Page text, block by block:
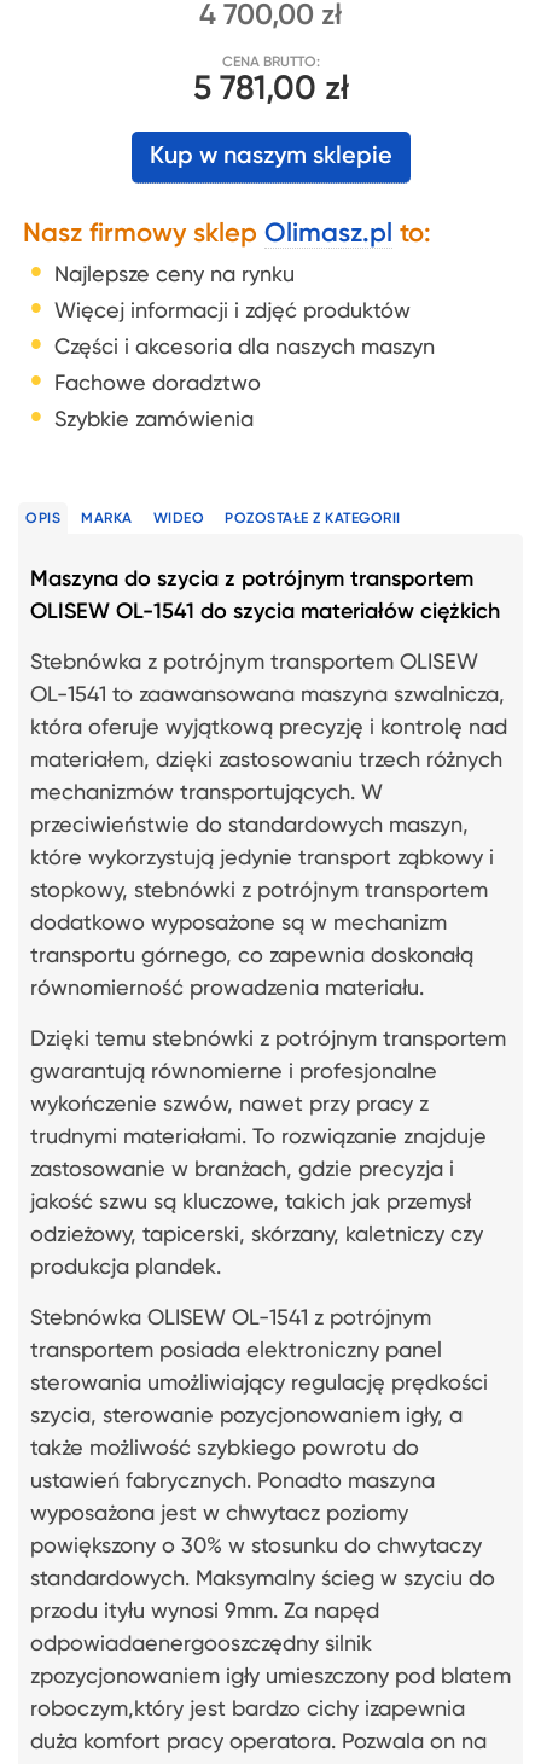
4 700,00 zł
CENA BRUTTO:
5 781,00 zł
Kup w naszym sklepie
Nasz firmowy sklep Olimasz.pl to:
Najlepsze ceny na rynku
Więcej informacji i zdjęć produktów
Części i akcesoria dla naszych maszyn
Fachowe doradztwo
Szybkie zamówienia
OPIS MARKA WIDEO POZOSTAŁE Z KATEGORII
Maszyna do szycia z potrójnym transportem
OLISEW OL-1541 do szycia materiałów ciężkich
Stebnówka z potrójnym transportem OLISEW
OL-1541 to zaawansowana maszyna szwalnicza,
która oferuje wyjątkową precyzję i kontrolę nad
materiałem, dzięki zastosowaniu trzech różnych
mechanizmów transportujących. W
przeciwieństwie do standardowych maszyn,
które wykorzystują jedynie transport ząbkowy i
stopkowy, stebnówki z potrójnym transportem
dodatkowo wyposażone są w mechanizm
transportu górnego, co zapewnia doskonałą
równomierność prowadzenia materiału.
Dzięki temu stebnówki z potrójnym transportem
gwarantują równomierne i profesjonalne
wykończenie szwów, nawet przy pracy z
trudnymi materiałami. To rozwiązanie znajduje
zastosowanie w branżach, gdzie precyzja i
jakość szwu są kluczowe, takich jak przemysł
odzieżowy, tapicerski, skórzany, kaletniczy czy
produkcja plandek.
Stebnówka OLISEW OL-1541 z potrójnym
transportem posiada elektroniczny panel
sterowania umożliwiający regulację prędkości
szycia, sterowanie pozycjonowaniem igły, a
także możliwość szybkiego powrotu do
ustawień fabrycznych. Ponadto maszyna
wyposażona jest w chwytacz poziomy
powiększony o 30% w stosunku do chwytaczy
standardowych. Maksymalny ścieg w szyciu do
przodu ityłu wynosi 9mm. Za napęd
odpowiadaenergooszczędny silnik
zpozycjonowaniem igły umieszczony pod blatem
roboczym,który jest bardzo cichy izapewnia
duża komfort pracy operatora. Pozwala on na